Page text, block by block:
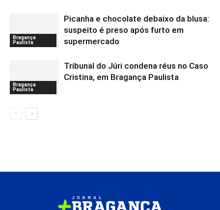
Bragança
Paulista
Picanha e chocolate debaixo da blusa:
suspeito é preso após furto em
supermercado
Bragança
Paulista
Tribunal do Júri condena réus no Caso
Cristina, em Bragança Paulista